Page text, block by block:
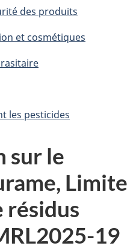
des produits
et cosmétiques
les pesticides
sur le
Limite
résidus
19